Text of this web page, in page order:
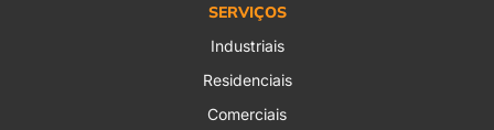
SERVIÇOS
Industriais
Residenciais
Comerciais